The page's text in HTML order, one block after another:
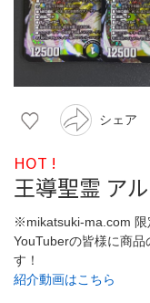
シェア
HOT !
王導聖霊 ア
※mikatsuki-ma.com 限
YouTuberの皆様に商
す！
紹介動画はこちら